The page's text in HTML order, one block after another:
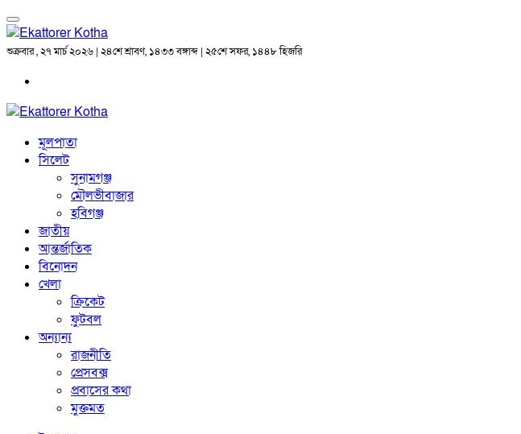
শুক্রবার , ২৭ মার্চ ২০২৬ | ২৪শে শ্রাবণ, ১৪৩৩ বঙ্গাব্দ | ২৫শে সফর, ১৪৪৮ হিজরি
মূলপাতা
সিলেট
সুনামগঞ্জ
মৌলভীবাজার
হবিগঞ্জ
জাতীয়
আন্তর্জাতিক
বিনোদন
খেলা
ক্রিকেট
ফুটবল
অন্যান্য
রাজনীতি
প্রেসবক্স
প্রবাসের কথা
মুক্তমত